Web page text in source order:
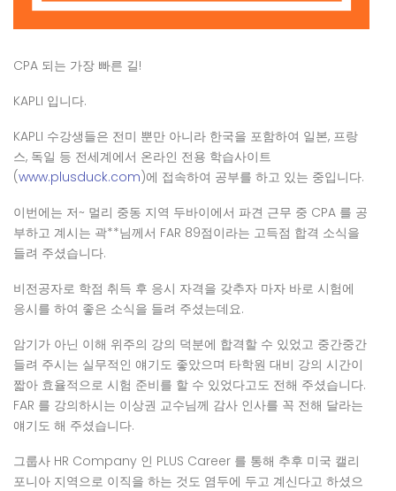
CPA 되는 가장 빠른 길!
KAPLI 입니다.
KAPLI 수강생들은 전미 뿐만 아니라 한국을 포함하여 일본, 프랑
스, 독일 등 전세계에서 온라인 전용 학습사이트
(www.plusduck.com)에 접속하여 공부를 하고 있는 중입니다.
이번에는 저~ 멀리 중동 지역 두바이에서 파견 근무 중 CPA 를 공
부하고 계시는 곽**님께서 FAR 89점이라는 고득점 합격 소식을
들려 주셨습니다.
비전공자로 학점 취득 후 응시 자격을 갖추자 마자 바로 시험에
응시를 하여 좋은 소식을 들려 주셨는데요.
암기가 아닌 이해 위주의 강의 덕분에 합격할 수 있었고 중간중간
들려 주시는 실무적인 얘기도 좋았으며 타학원 대비 강의 시간이
짧아 효율적으로 시험 준비를 할 수 있었다고도 전해 주셨습니다.
FAR 를 강의하시는 이상권 교수님께 감사 인사를 꼭 전해 달라는
얘기도 해 주셨습니다.
그룹사 HR Company 인 PLUS Career 를 통해 추후 미국 캘리
포니아 지역으로 이직을 하는 것도 염두에 두고 계신다고 하셨으